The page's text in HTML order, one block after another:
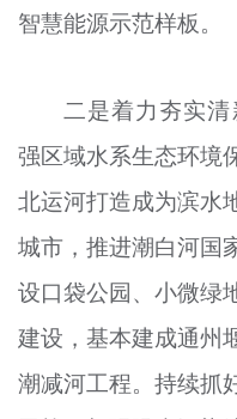
智慧能源示范样板。
二是着力夯实
强区域水系生态环境
北运河打造成为滨水
城市，推进潮白河国
设口袋公园、小微绿
建设，基本建成通州
潮减河工程。持续抓